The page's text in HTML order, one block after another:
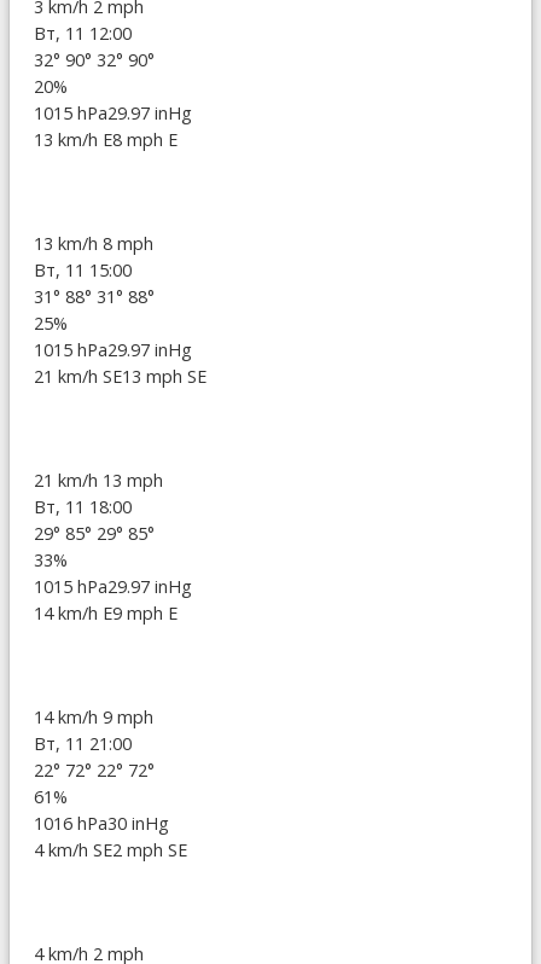
3 km/h 2 mph
Вт, 11 12:00
32° 90° 32° 90°
20%
1015 hPa29.97 inHg
13 km/h E8 mph E
13 km/h 8 mph
Вт, 11 15:00
31° 88° 31° 88°
25%
1015 hPa29.97 inHg
21 km/h SE13 mph SE
21 km/h 13 mph
Вт, 11 18:00
29° 85° 29° 85°
33%
1015 hPa29.97 inHg
14 km/h E9 mph E
14 km/h 9 mph
Вт, 11 21:00
22° 72° 22° 72°
61%
1016 hPa30 inHg
4 km/h SE2 mph SE
4 km/h 2 mph